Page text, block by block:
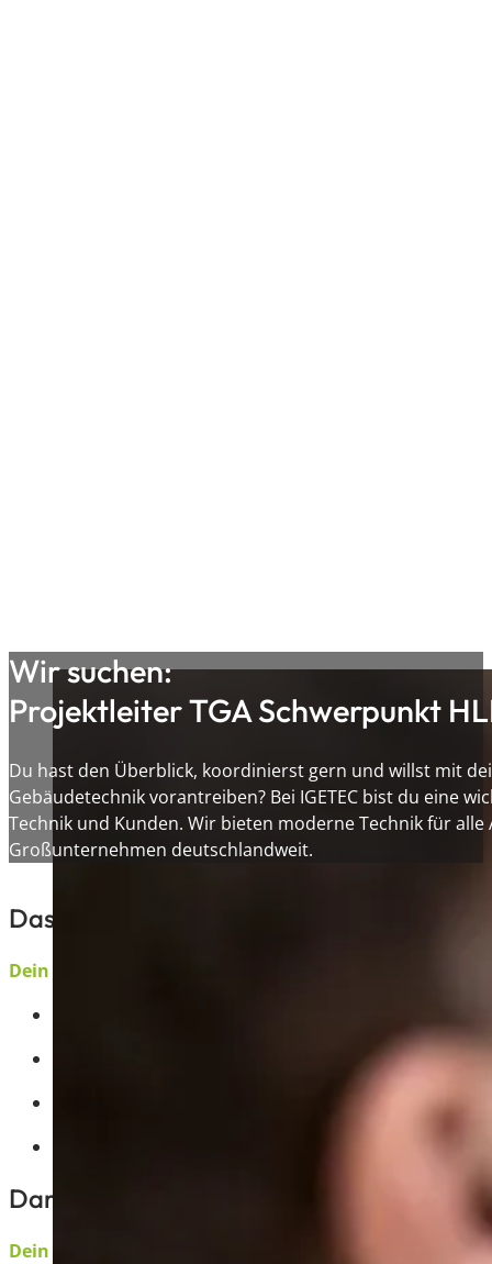
Wir suchen:
Projektleiter TGA Schwerpunkt
Du hast den Überblick, koordinierst gern und willst mit
Gebäudetechnik vorantreiben? Bei IGETEC bist du eine
Technik und Kunden. Wir bieten moderne Technik für
Großunternehmen deutschlandweit.
Das erwartet dich
Dein Job
Schwerpunkt auf Heizung, Lüftung und Klima
Unterstützung bei der technischen Planung und
Darauf kannst du dich freuen:
Dein Team